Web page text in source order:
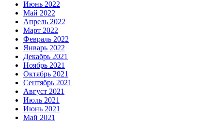
Июнь 2022
Май 2022
Апрель 2022
Март 2022
Февраль 2022
Январь 2022
Декабрь 2021
Ноябрь 2021
Октябрь 2021
Сентябрь 2021
Август 2021
Июль 2021
Июнь 2021
Май 2021